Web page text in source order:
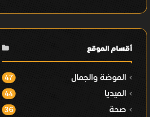
أقسام الموقع
الموضة والجمال 47
الميديا 44
صحة 36